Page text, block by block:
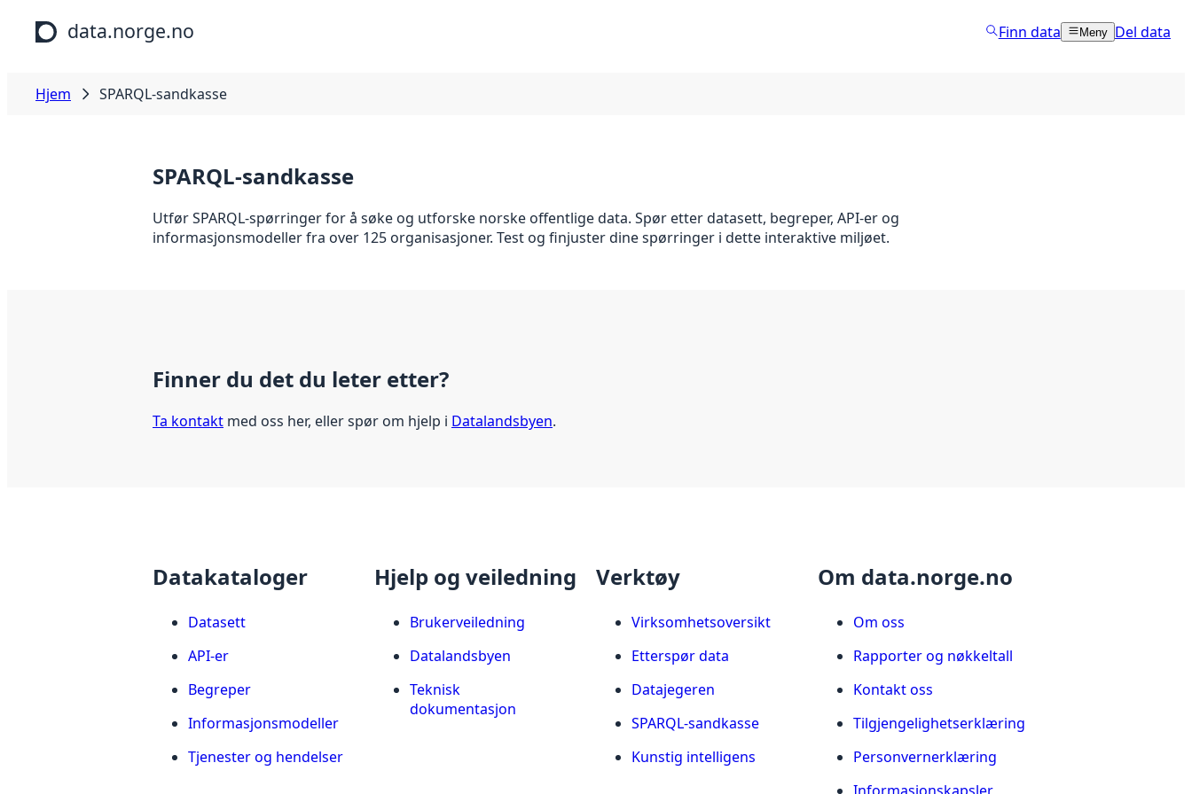
Hopp til hovedinnhold
data.norge.no Finn data Meny Del data
Hjem SPARQL-sandkasse
SPARQL-sandkasse
Utfør SPARQL-spørringer for å søke og utforske norske offentlige data. Spør etter datasett, begreper, API-er og
informasjonsmodeller fra over 125 organisasjoner. Test og finjuster dine spørringer i dette interaktive miljøet.
Finner du det du leter etter?
Ta kontakt med oss her, eller spør om hjelp i Datalandsbyen.
Datakataloger
Datasett
API-er
Begreper
Informasjonsmodeller
Tjenester og hendelser
Hjelp og veiledning
Brukerveiledning
Datalandsbyen
Teknisk
dokumentasjon
Verktøy
Virksomhetsoversikt
Etterspør data
Datajegeren
SPARQL-sandkasse
Kunstig intelligens
Om data.norge.no
Om oss
Rapporter og nøkkeltall
Kontakt oss
Tilgjengelighetserklæring
Personvernerklæring
Informasjonskapsler